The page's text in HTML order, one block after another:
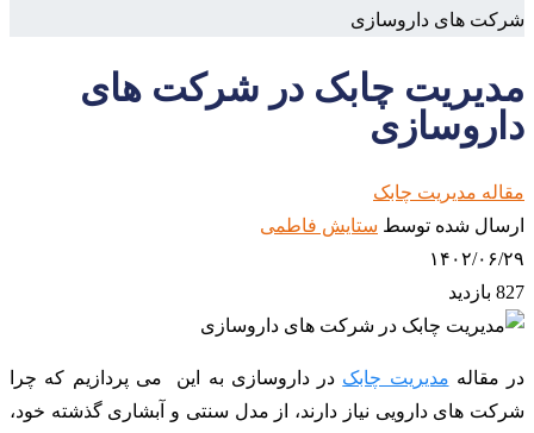
شرکت های داروسازی
مدیریت چابک در شرکت های
داروسازی
مقاله مدیریت چابک
ارسال شده توسط ستایش فاطمی
۱۴۰۲/۰۶/۲۹
827 بازدید
در مقاله مدیریت چابک در داروسازی به این می پردازیم که چرا
شرکت های دارویی نیاز دارند، از مدل سنتی و آبشاری گذشته خود،